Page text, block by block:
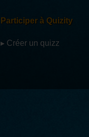
Participer à Quizity
▸ Créer un quizz